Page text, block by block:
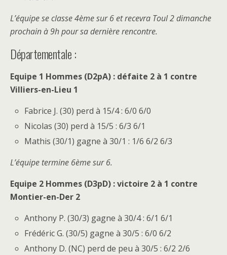
L’équipe se classe 4ème sur 6 et recevra Toul 2 dimanche
prochain à 9h pour sa dernière rencontre.
Départementale :
Equipe 1 Hommes (D2pA) : défaite 2 à 1 contre
Villiers-en-Lieu 1
Fabrice J. (30) perd à 15/4 : 6/0 6/0
Nicolas (30) perd à 15/5 : 6/3 6/1
Mathis (30/1) gagne à 30/1 : 1/6 6/2 6/3
L’équipe termine 6ème sur 6.
Equipe 2 Hommes (D3pD) : victoire 2 à 1 contre
Montier-en-Der 2
Anthony P. (30/3) gagne à 30/4 : 6/1 6/1
Frédéric G. (30/5) gagne à 30/5 : 6/0 6/2
Anthony D. (NC) perd de peu à 30/5 : 6/2 2/6